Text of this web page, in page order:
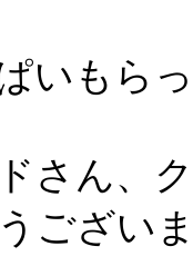
いもら
さん、
ござい